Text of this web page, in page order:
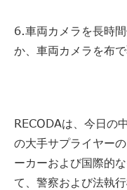
6.車両カメラを長時
か、車両カメラを布
RECODAは、今日の
の大手サプライヤー
ーカーおよび国際的
て、警察および法執